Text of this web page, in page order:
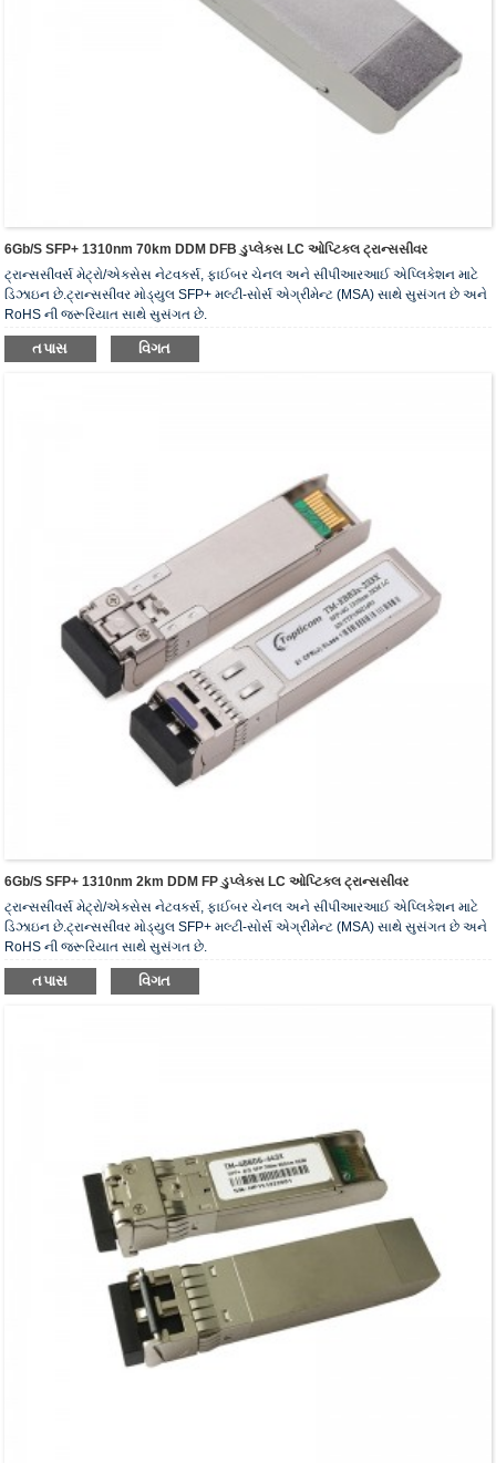
6Gb/s SFP+ 1310nm 70km DDM DFB ડુપ્લેક્સ LC ઓપ્ટિકલ ટ્રાન્સસીવર
ટ્રાન્સસીવર્સ મેટ્રો/એક્સેસ નેટવર્ક્સ, ફાઈબર ચેનલ અને સીપીઆરઆઈ એપ્લિકેશન માટે
ડિઝાઇન છે.ટ્રાન્સસીવર મોડ્યુલ SFP+ મલ્ટી-સોર્સ એગ્રીમેન્ટ (MSA) સાથે સુસંગત છે અને
RoHS ની જરૂરિયાત સાથે સુસંગત છે.
તપાસ વિગત
6Gb/s SFP+ 1310nm 2km DDM FP ડુપ્લેક્સ LC ઓપ્ટિકલ ટ્રાન્સસીવર
ટ્રાન્સસીવર્સ મેટ્રો/એક્સેસ નેટવર્ક્સ, ફાઈબર ચેનલ અને સીપીઆરઆઈ એપ્લિકેશન માટે
ડિઝાઇન છે.ટ્રાન્સસીવર મોડ્યુલ SFP+ મલ્ટી-સોર્સ એગ્રીમેન્ટ (MSA) સાથે સુસંગત છે અને
RoHS ની જરૂરિયાત સાથે સુસંગત છે.
તપાસ વિગત